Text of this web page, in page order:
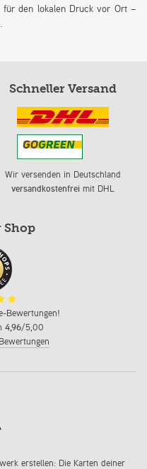
für den lokalen Druck vor Ort –
Schneller Versand
Wir versenden in Deutschland
versandkostenfreimit DHL
Shop
Bewertungen!
4,96/5,00
erstellen: Die Karten deiner